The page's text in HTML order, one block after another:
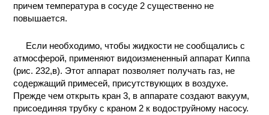
причем температура в сосуде 2 существенно не
повышается.
Если необходимо, чтобы жидкости не сообщались с
атмосферой, применяют видоизмененный аппарат Киппа
(рис. 232,в). Этот аппарат позволяет получать газ, не
содержащий примесей, присутствующих в воздухе.
Прежде чем открыть кран 3, в аппарате создают вакуум,
присоединяя трубку с краном 2 к водоструйному насосу.